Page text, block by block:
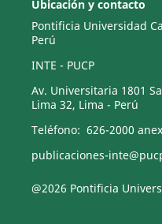
Ubicación y contacto
Pontificia Universidad
Perú
INTE - PUCP
Av. Universitaria 1801
Lima 32, Lima - Perú
Teléfono: 626-2000
publicaciones-
@2026 Pontificia